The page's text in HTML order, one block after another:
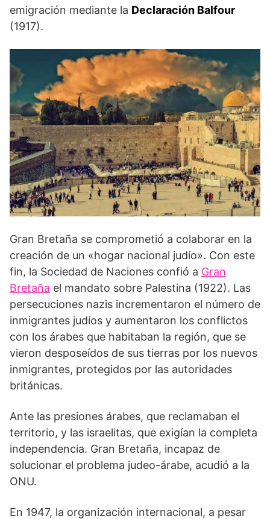
emigración mediante la Declaración Balfour
(1917).
Gran Bretaña se comprometió a colaborar en la
creación de un «hogar nacional judío». Con este
fin, la Sociedad de Naciones confió a Gran
Bretaña el mandato sobre Palestina (1922). Las
persecuciones nazis incrementaron el número de
inmigrantes judíos y aumentaron los conflictos
con los árabes que habitaban la región, que se
vieron desposeídos de sus tierras por los nuevos
inmigrantes, protegidos por las autoridades
británicas.
Ante las presiones árabes, que reclamaban el
territorio, y las israelitas, que exigían la completa
independencia. Gran Bretaña, incapaz de
solucionar el problema judeo-árabe, acudió a la
ONU.
En 1947, la organización internacional, a pesar